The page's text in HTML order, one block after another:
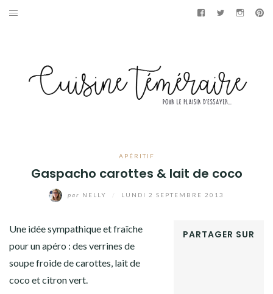
Aller
Facebook
Twitter
APÉRITIF
Gaspacho carottes & lait de coco
par NELLY LUNDI 2 SEPTEMBRE 2013
PARTAGER SUR
Une idée sympathique et fraîche
pour un apéro : des verrines de
soupe froide de carottes, lait de
coco et citron vert.
GOURMANDISES
DÉTOURNEMENTS CULINAIRES
Facebook
TwitterInstagramPinterest